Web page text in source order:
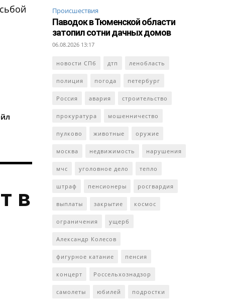
в
Происшествия
Паводок в Тюменской области
затопил сотни дачных домов
06.08.2026 13:17
новости СПб дтп ленобласть
полиция погода петербург
Россия авария строительство
прокуратура мошенничество
пулково животные оружие
москва недвижимость нарушения
мчс уголовное дело тепло
штраф пенсионеры росгвардия
выплаты закрытие космос
ограничения ущерб
Александр Колесов
фигурное катание пенсия
концерт Россельхознадзор
самолеты юбилей подростки